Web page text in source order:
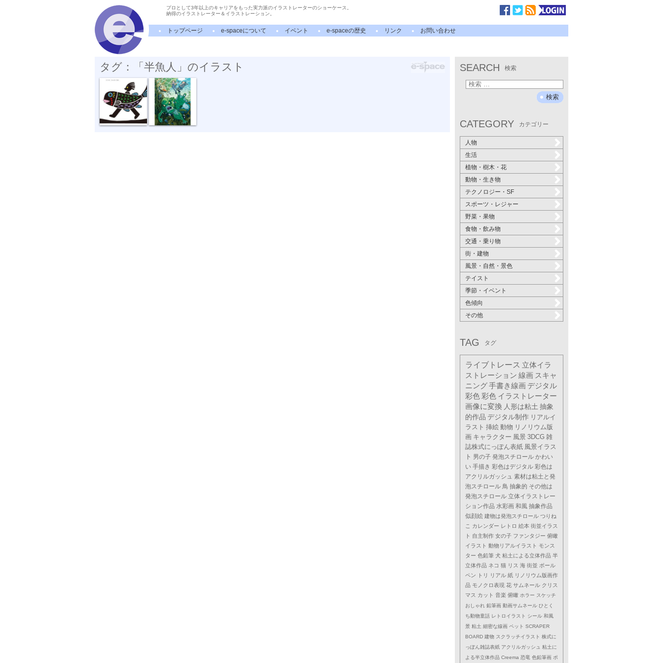
プロとして3年以上のキャリアをもった実力派のイラストレーターのショーケース。
納得のイラストレーター＆イラストレーション。
トップページ e-spaceについて イベント e-spaceの歴史 リンク お問い合わせ
タグ：「半魚人」のイラスト
浮いて進む アマゾンの半... SEARCH 検索
CATEGORY カテゴリー
人物
生活
植物・樹木・花
動物・生き物
テクノロジー・SF
スポーツ・レジャー
野菜・果物
食物・飲み物
交通・乗り物
街・建物
風景・自然・景色
テイスト
季節・イベント
色傾向
その他
TAG タグ
ライブトレース 立体イラ
ストレーション 線画 スキャ
ニング手書き線画 デジタル
彩色彩色 イラストレーター
画像に変換 人形は粘土 抽象
的作品 デジタル制作 リアルイ
ラスト 挿絵 動物 リノリウム版
画 キャラクター 風景 3DCG 雑
誌株式にっぽん表紙 風景イラス
ト 男の子 発泡スチロール かわい
い 手描き 彩色はデジタル 彩色は
アクリルガッシュ 素材は粘土と発
泡スチロール 鳥 抽象的 その他は
発泡スチロール 立体イラストレー
ション作品 水彩画 和風 抽象作品
似顔絵 建物は発泡スチロール つりね
こ カレンダー レトロ 絵本 街並イラス
ト 自主制作 女の子 ファンタジー 俯瞰
イラスト 動物リアルイラスト モンス
ター 色鉛筆 犬 粘土による立体作品 半
立体作品 ネコ 猫 リス 海 街並 ボール
ペン
トリ リアル 紙 リノリウム版画作
品 モノクロ表現 花 サムネール クリス
マス カット 音楽 俯瞰 ホラー スケッチ
おしゃれ 鉛筆画 動画サムネール ひとく
ち動物童話 レトロイラスト シール 和風
景 粘土 細密な線画 ペット SCRAPER
BOARD 建物 スクラッチイラスト 株式に
っぽん雑誌表紙 アクリルガッシュ 粘土に
よる半立体作品 Creema 恐竜 色鉛筆画 ポ